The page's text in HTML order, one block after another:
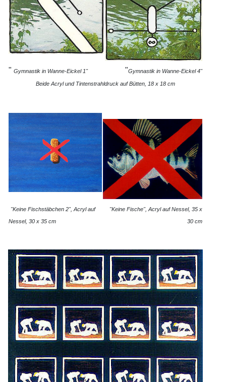
" Gymnastik in Wanne-Eickel 1" "Gymnastik in Wanne-Eickel 4"
Beide Acryl und Tintenstrahldruck auf Bütten, 18 x 18 cm
"Keine Fischstäbchen 2", Acryl auf
Nessel, 30 x 35 cm
"Keine Fische", Acryl auf Nessel, 35 x
30 cm